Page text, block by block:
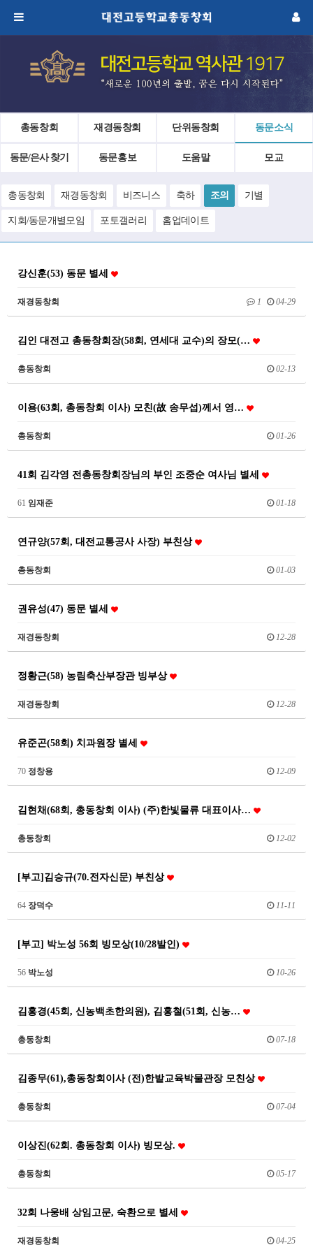
총동창회 재경동창회 단위동창회 동문소식
동문/은사 찾기 동문홍보 도움말 모교
총동창회 재경동창회 비즈니스 축하 조의 기별
지회/동문개별모임 포토갤러리 홈업데이트
강신훈(53) 동문 별세
재경동창회 1 04-29
김인 대전고 총동창회장(58회, 연세대 교수)의 장모(…
총동창회 02-13
이용(63회, 총동창회 이사) 모친(故 송무섭)께서 영…
총동창회 01-26
41회 김각영 전총동창회장님의 부인 조중순 여사님 별세
61 임재준 01-18
연규양(57회, 대전교통공사 사장) 부친상
총동창회 01-03
권유성(47) 동문 별세
재경동창회 12-28
정황근(58) 농림축산부장관 빙부상
재경동창회 12-28
유준곤(58회) 치과원장 별세
70 정창용 12-09
김현채(68회, 총동창회 이사) (주)한빛물류 대표이사…
총동창회 12-02
[부고]김승규(70.전자신문) 부친상
64 장덕수 11-11
[부고] 박노성 56회 빙모상(10/28발인)
56 박노성 10-26
김홍경(45회, 신농백초한의원), 김홍철(51회, 신농…
총동창회 07-18
김종무(61),총동창회이사 (전)한밭교육박물관장 모친상
총동창회 07-04
이상진(62회. 총동창회 이사) 빙모상.
총동창회 05-17
32회 나웅배 상임고문, 숙환으로 별세
재경동창회 04-25